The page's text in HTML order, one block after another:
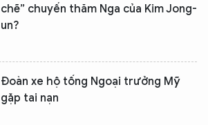
chẽ” chuyến thăm Nga của Kim Jong-
un?
Đoàn xe hộ tống Ngoại trưởng Mỹ
gặp tai nạn